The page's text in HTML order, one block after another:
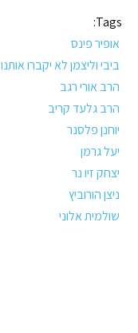
Tags:
אופיר פינס
ביבי וליצמן לא יקברו אותנו
הרב אורי רגב
הרב גלעד קריב
יוחנן פלסנר
יעל גרמן
יצחק זיו נר
ניצן הורוביץ
שולמית אלוני